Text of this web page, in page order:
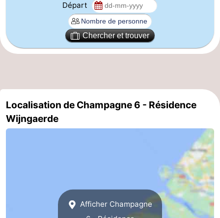
Nature
-
Kop
van
-
Veere
Départ
Chercher et trouver
Localisation de Champagne 6 - Résidence
Wijngaerde
Afficher Champagne